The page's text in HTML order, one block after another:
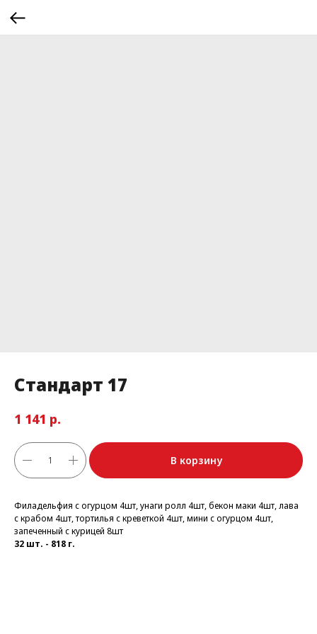
Стандарт 17
1 141 р.
В корзину
Филадельфия с огурцом 4шт, унаги ролл 4шт, бекон маки 4шт, лава
с крабом 4шт, тортилья с креветкой 4шт, мини с огурцом 4шт,
запеченный с курицей 8шт
32 шт. - 818 г.